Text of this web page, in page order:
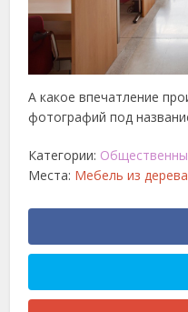
А какое впечатление
фотографий под
Категории:
Места: Мебель из дерева